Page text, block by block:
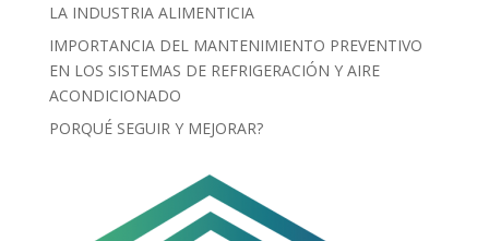
LA INDUSTRIA ALIMENTICIA
IMPORTANCIA DEL MANTENIMIENTO PREVENTIVO
EN LOS SISTEMAS DE REFRIGERACIÓN Y AIRE
ACONDICIONADO
PORQUÉ SEGUIR Y MEJORAR?